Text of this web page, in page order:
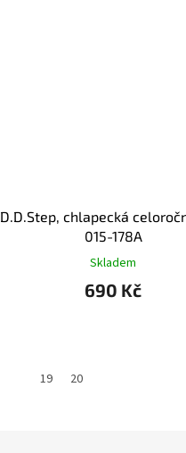
D.D.Step, chlapecká
015-178A
Skladem
690 Kč
19 20